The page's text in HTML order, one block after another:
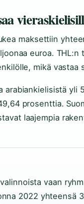
maksettiin
euroa.
mikä
arabiankielisistä yli
prosenttia.
laajempia
vaan
2022 yhteensä